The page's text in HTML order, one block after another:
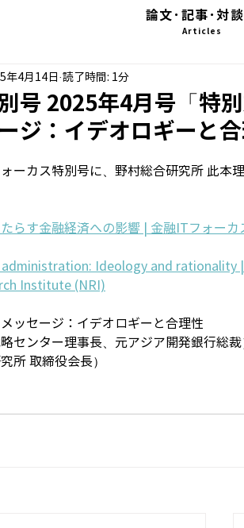
論文･記事･対
Articles
号 2025年4月号「特
ジ：イデオロギーと合
年4月14日 読了時間: 1分
ーカス特別号に、野村総合研究所 此本
らす金融経済への影響 | 金融ITフォーカ
Ideology and rationality
Institute (NRI)
ッセージ：イデオロギーと合理性
センター理事長、元アジア開発銀行総裁
取締役会長）